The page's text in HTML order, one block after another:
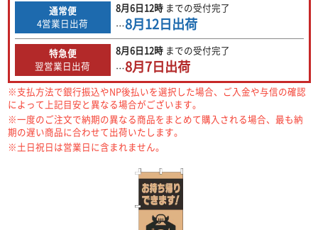
通常便
4営業日出荷
8月6日12時 までの受付完了
…8月12日出荷
特急便
翌営業日出荷
8月6日12時 までの受付完了
…8月7日出荷
※支払方法で銀行振込やNP後払いを選択した場合、ご入金や与信の確認
によって上記目安と異なる場合がございます。
※一度のご注文で納期の異なる商品をまとめて購入される場合、最も納
期の遅い商品に合わせて出荷いたします。
※土日祝日は営業日に含まれません。